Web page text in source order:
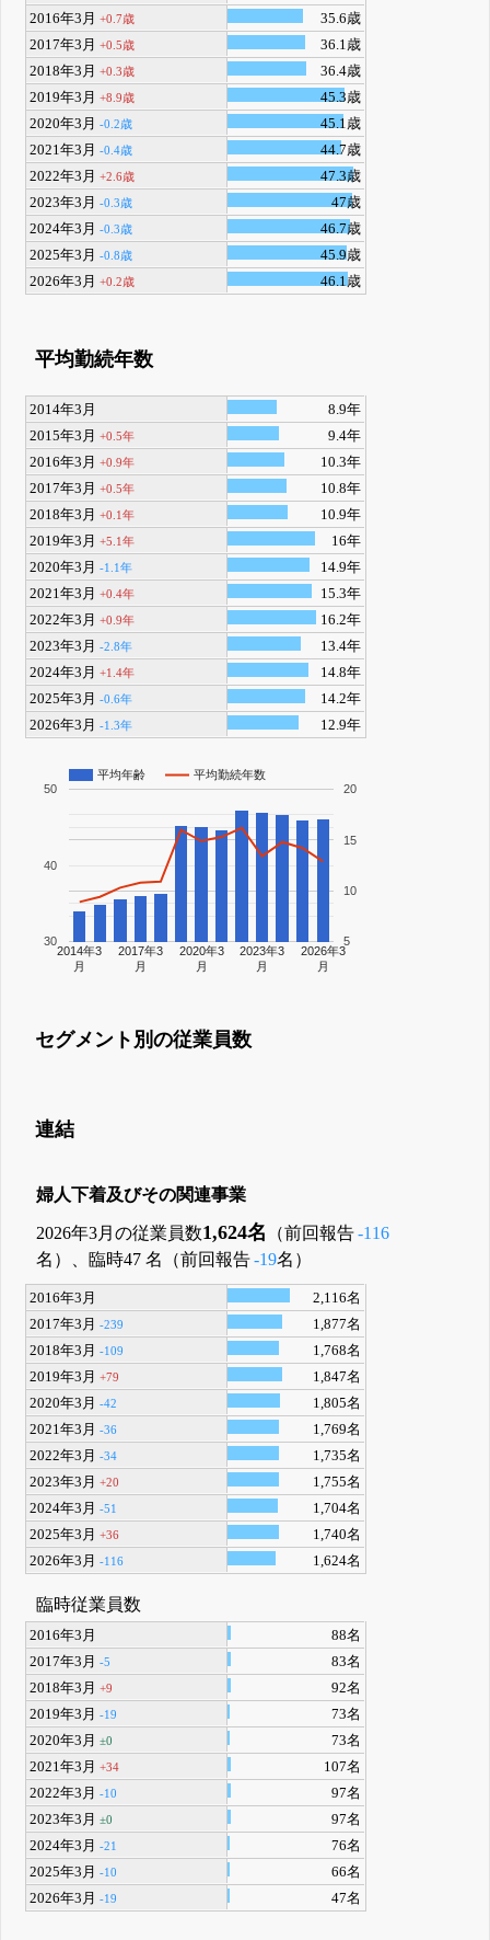
2016年3月+0.7歳
35.6歳
2017年3月+0.5歳
36.1歳
2018年3月+0.3歳
36.4歳
2019年3月+8.9歳
45.3歳
2020年3月-0.2歳
45.1歳
2021年3月-0.4歳
44.7歳
2022年3月+2.6歳
47.3歳
2023年3月-0.3歳
47歳
2024年3月-0.3歳
46.7歳
2025年3月-0.8歳
45.9歳
2026年3月+0.2歳 46.1歳
平均勤続年数
2014年3月
8.9年
2015年3月+0.5年
9.4年
2016年3月+0.9年
10.3年
2017年3月+0.5年
10.8年
2018年3月+0.1年
10.9年
2019年3月+5.1年
16年
2020年3月-1.1年
14.9年
2021年3月+0.4年
15.3年
2022年3月+0.9年
16.2年
2023年3月-2.8年
13.4年
2024年3月+1.4年
14.8年
2025年3月-0.6年
14.2年
2026年3月-1.3年 12.9年
平均年齢 平均勤続年数
2014年3
月
2017年3
月
2020年3
月
2023年3
月
2026年3
月
30
40
50
5
10
15
20
セグメント別の従業員数
連結
婦人下着及びその関連事業
2026年3月の従業員数1,624名 （前回報告-116
名）、臨時47 名（前回報告-19名）
2016年3月
2,116名
2017年3月-239
1,877名
2018年3月-109
1,768名
2019年3月+79
1,847名
2020年3月-42
1,805名
2021年3月-36
1,769名
2022年3月-34
1,735名
2023年3月+20
1,755名
2024年3月-51
1,704名
2025年3月+36
1,740名
2026年3月-116 1,624名
臨時従業員数
2016年3月
88名
2017年3月-5
83名
2018年3月+9
92名
2019年3月-19
73名
2020年3月±0
73名
2021年3月+34
107名
2022年3月-10
97名
2023年3月±0
97名
2024年3月-21
76名
2025年3月-10
66名
2026年3月-19 47名